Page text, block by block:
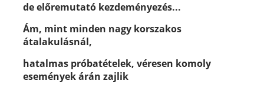
de előremutató kezdeményezés...
Ám, mint minden nagy korszakos
átalakulásnál,
hatalmas próbatételek, véresen komoly
események árán zajlik